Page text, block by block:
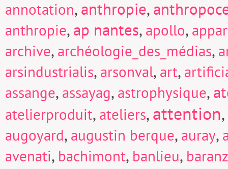
annotation,anthropie,
anthropie,ap nantes, apollo,
archive, archéologie_des_médias,
arsindustrialis, arsonval, art,
assange, assayag, astrophysique,
atelierproduit, ateliers,attention,
augoyard, augustin berque, auray,
avenati, bachimont, banlieu,